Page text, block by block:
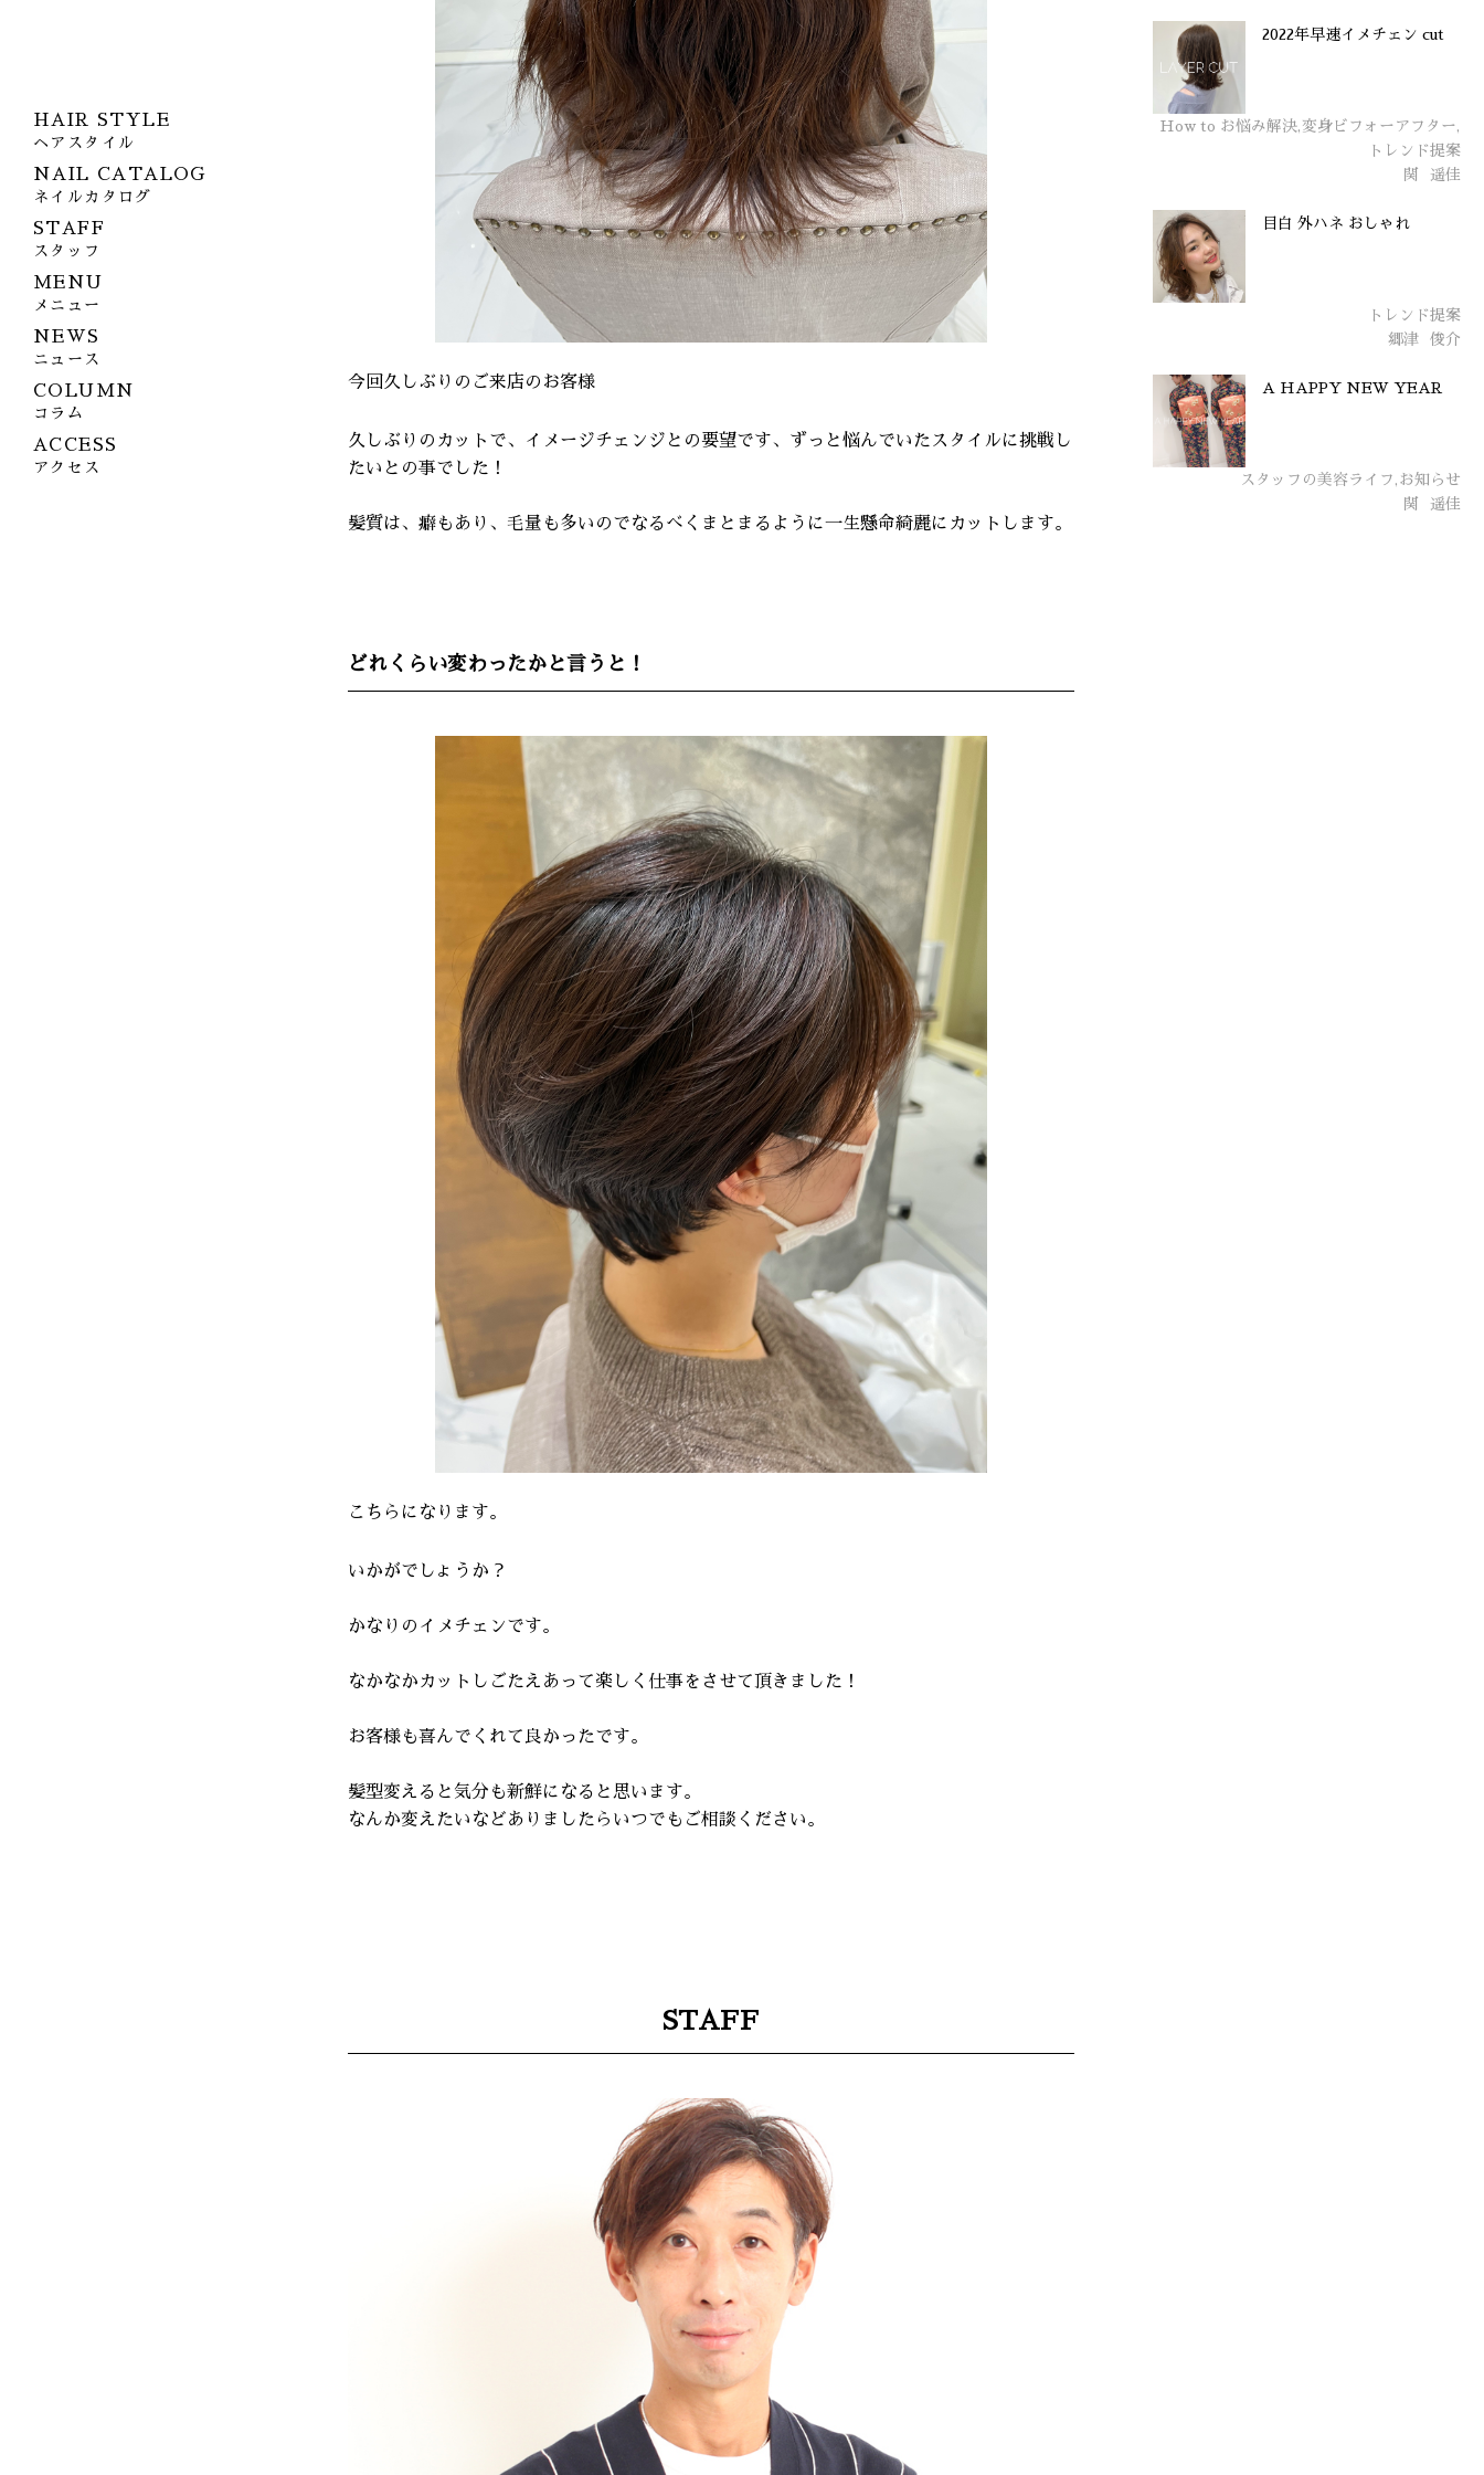
HAIR STYLE
ヘアスタイル
NAIL CATALOG
ネイルカタログ
STAFF
スタッフ
MENU
メニュー
NEWS
ニュース
COLUMN
コラム
ACCESS
アクセス
今回久しぶりのご来店のお客様
久しぶりのカットで、イメージチェンジとの要望です、ずっと悩んでいたスタイルに挑戦し
たいとの事でした！
髪質は、癖もあり、毛量も多いのでなるべくまとまるように一生懸命綺麗にカットします。
どれくらい変わったかと言うと！
こちらになります。
いかがでしょうか？
かなりのイメチェンです。
なかなかカットしごたえあって楽しく仕事をさせて頂きました！
お客様も喜んでくれて良かったです。
髪型変えると気分も新鮮になると思います。
なんか変えたいなどありましたらいつでもご相談ください。
STAFF
2022年早速イメチェン cut
How to お悩み解決,変身ビフォーアフター,
トレンド提案
関
遥佳
目白 外ハネ おしゃれ
トレンド提案
郷津
俊介
A HAPPY NEW YEAR
スタッフの美容ライフ,お知らせ
関
遥佳